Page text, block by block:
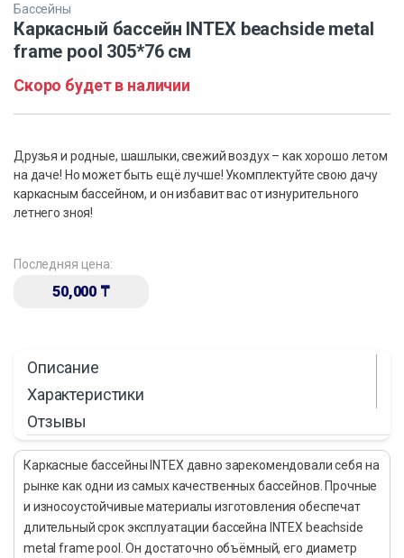
Бассейны
Каркасный бассейн INTEX beachside metal
frame pool 305*76 см
Скоро будет в наличии
Друзья и родные, шашлыки, свежий воздух – как хорошо летом
на даче! Но может быть ещё лучше! Укомплектуйте свою дачу
каркасным бассейном, и он избавит вас от изнурительного
летнего зноя!
Последняя цена:
50,000 ₸
Описание
Характеристики
Отзывы
Каркасные бассейны INTEX давно зарекомендовали себя на
рынке как одни из самых качественных бассейнов. Прочные
и износоустойчивые материалы изготовления обеспечат
длительный срок эксплуатации бассейна INTEX beachside
metal frame pool. Он достаточно объёмный, его диаметр